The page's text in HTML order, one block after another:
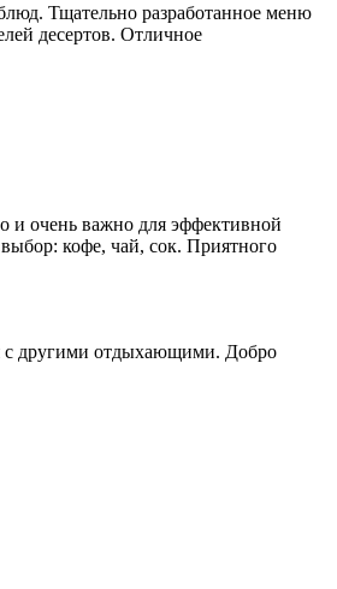
Тщательно разработанное меню
десертов. Отличное
и очень важно для эффективной
кофе, чай, сок. Приятного
с другими отдыхающими. Добро